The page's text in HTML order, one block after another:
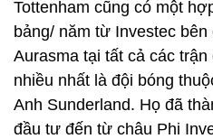
Tottenham cũng có một
bảng/ năm từ Investec
Aurasma tại tất cả các
nhiều nhất là đội bóng
Anh Sunderland. Họ đã
đầu tư đến từ châu Phi